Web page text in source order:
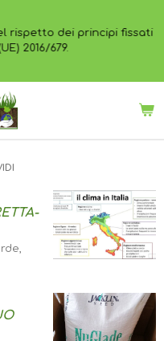
nel rispetto dei principi fissati
2016/679.